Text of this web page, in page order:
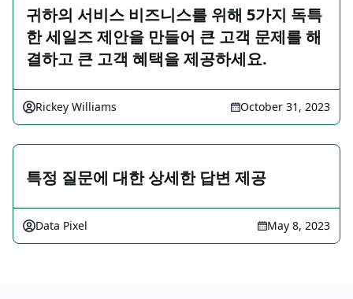
귀하의 서비스 비즈니스를 위해 5가지 독특
한 세일즈 제안을 만들어 큰 고객 문제를 해
결하고 큰 고객 혜택을 제공하세요.
Rickey Williams October 31, 2023
특정 질문에 대한 상세한 답변 제공
Data Pixel May 8, 2023